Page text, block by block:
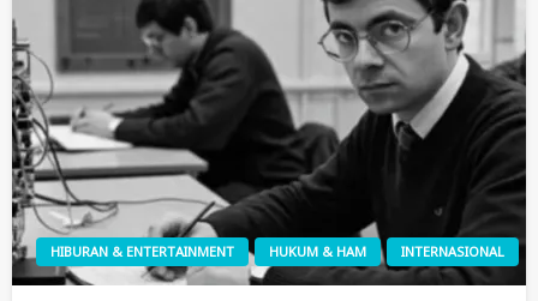
HIBURAN & ENTERTAINMENT HUKUM & HAM INTERNASIONAL